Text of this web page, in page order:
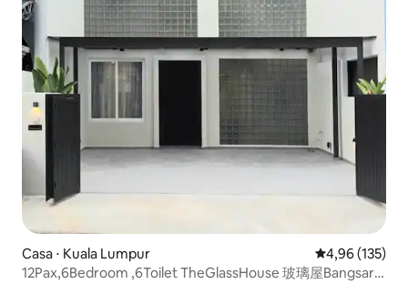
Casa ⋅ Kuala Lumpur 4,96 de uma
4,96 (135)
12Pax,6Bedroom ,6Toilet TheGlassHouse 玻璃屋Bangsar